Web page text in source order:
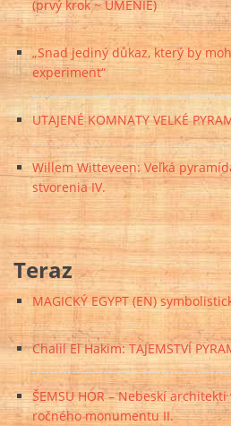
(prvý krok ~ UMENIE)
„Snad jediný důkaz, který by
experiment“
UTAJENÉ KOMNATY VELKÉ
Willem Witteveen: Veľká
stvorenia IV.
Teraz
MAGICKÝ EGYPT (EN)
Chalil El Hakim: TAJEMSTVÍ
ŠEMSU HOR – Nebeskí
ročného monumentu II.